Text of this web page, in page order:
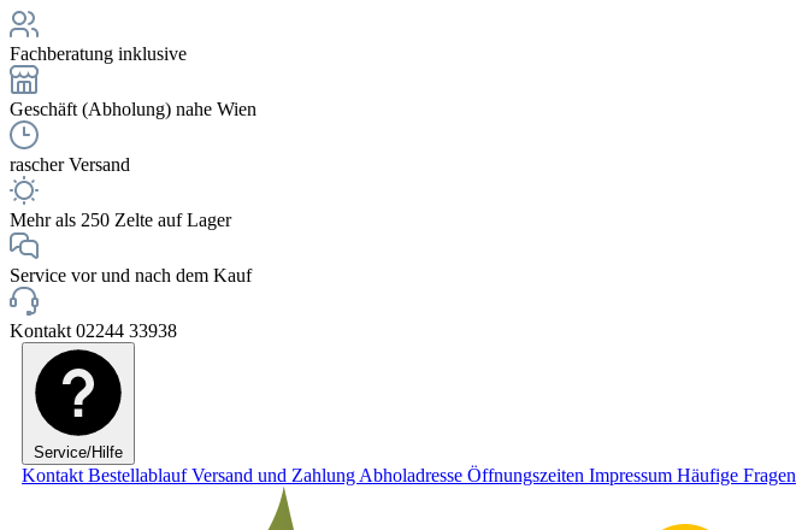
Fachberatung inklusive
Geschäft (Abholung) nahe Wien
rascher Versand
Mehr als 250 Zelte auf Lager
Service vor und nach dem Kauf
Kontakt 02244 33938
Service/Hilfe
Kontakt BestellablaufVersand und Zahlung Abholadresse Öffnungszeiten Impressum Häufige Fragen